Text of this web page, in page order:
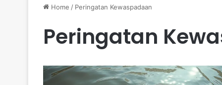
Home / Peringatan Kewaspadaan
Peringatan